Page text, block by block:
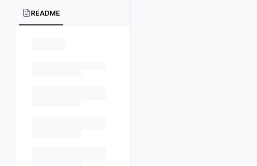
README